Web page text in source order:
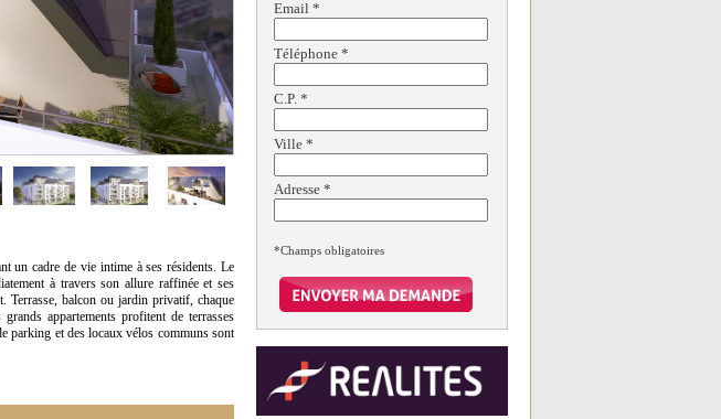
un cadre de vie intime à ses résidents. Le
à travers son allure raffinée et ses
Terrasse, balcon ou jardin privatif, chaque
appartements profitent de terrasses
parking et des locaux vélos communs sont
Email *
Téléphone *
C.P. *
Ville *
Adresse *
*Champs obligatoires